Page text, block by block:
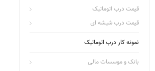
قیمت درب اتوماتیک
قیمت درب شیشه ای
نمونه کار درب اتوماتیک
بانک و موسسات مالی